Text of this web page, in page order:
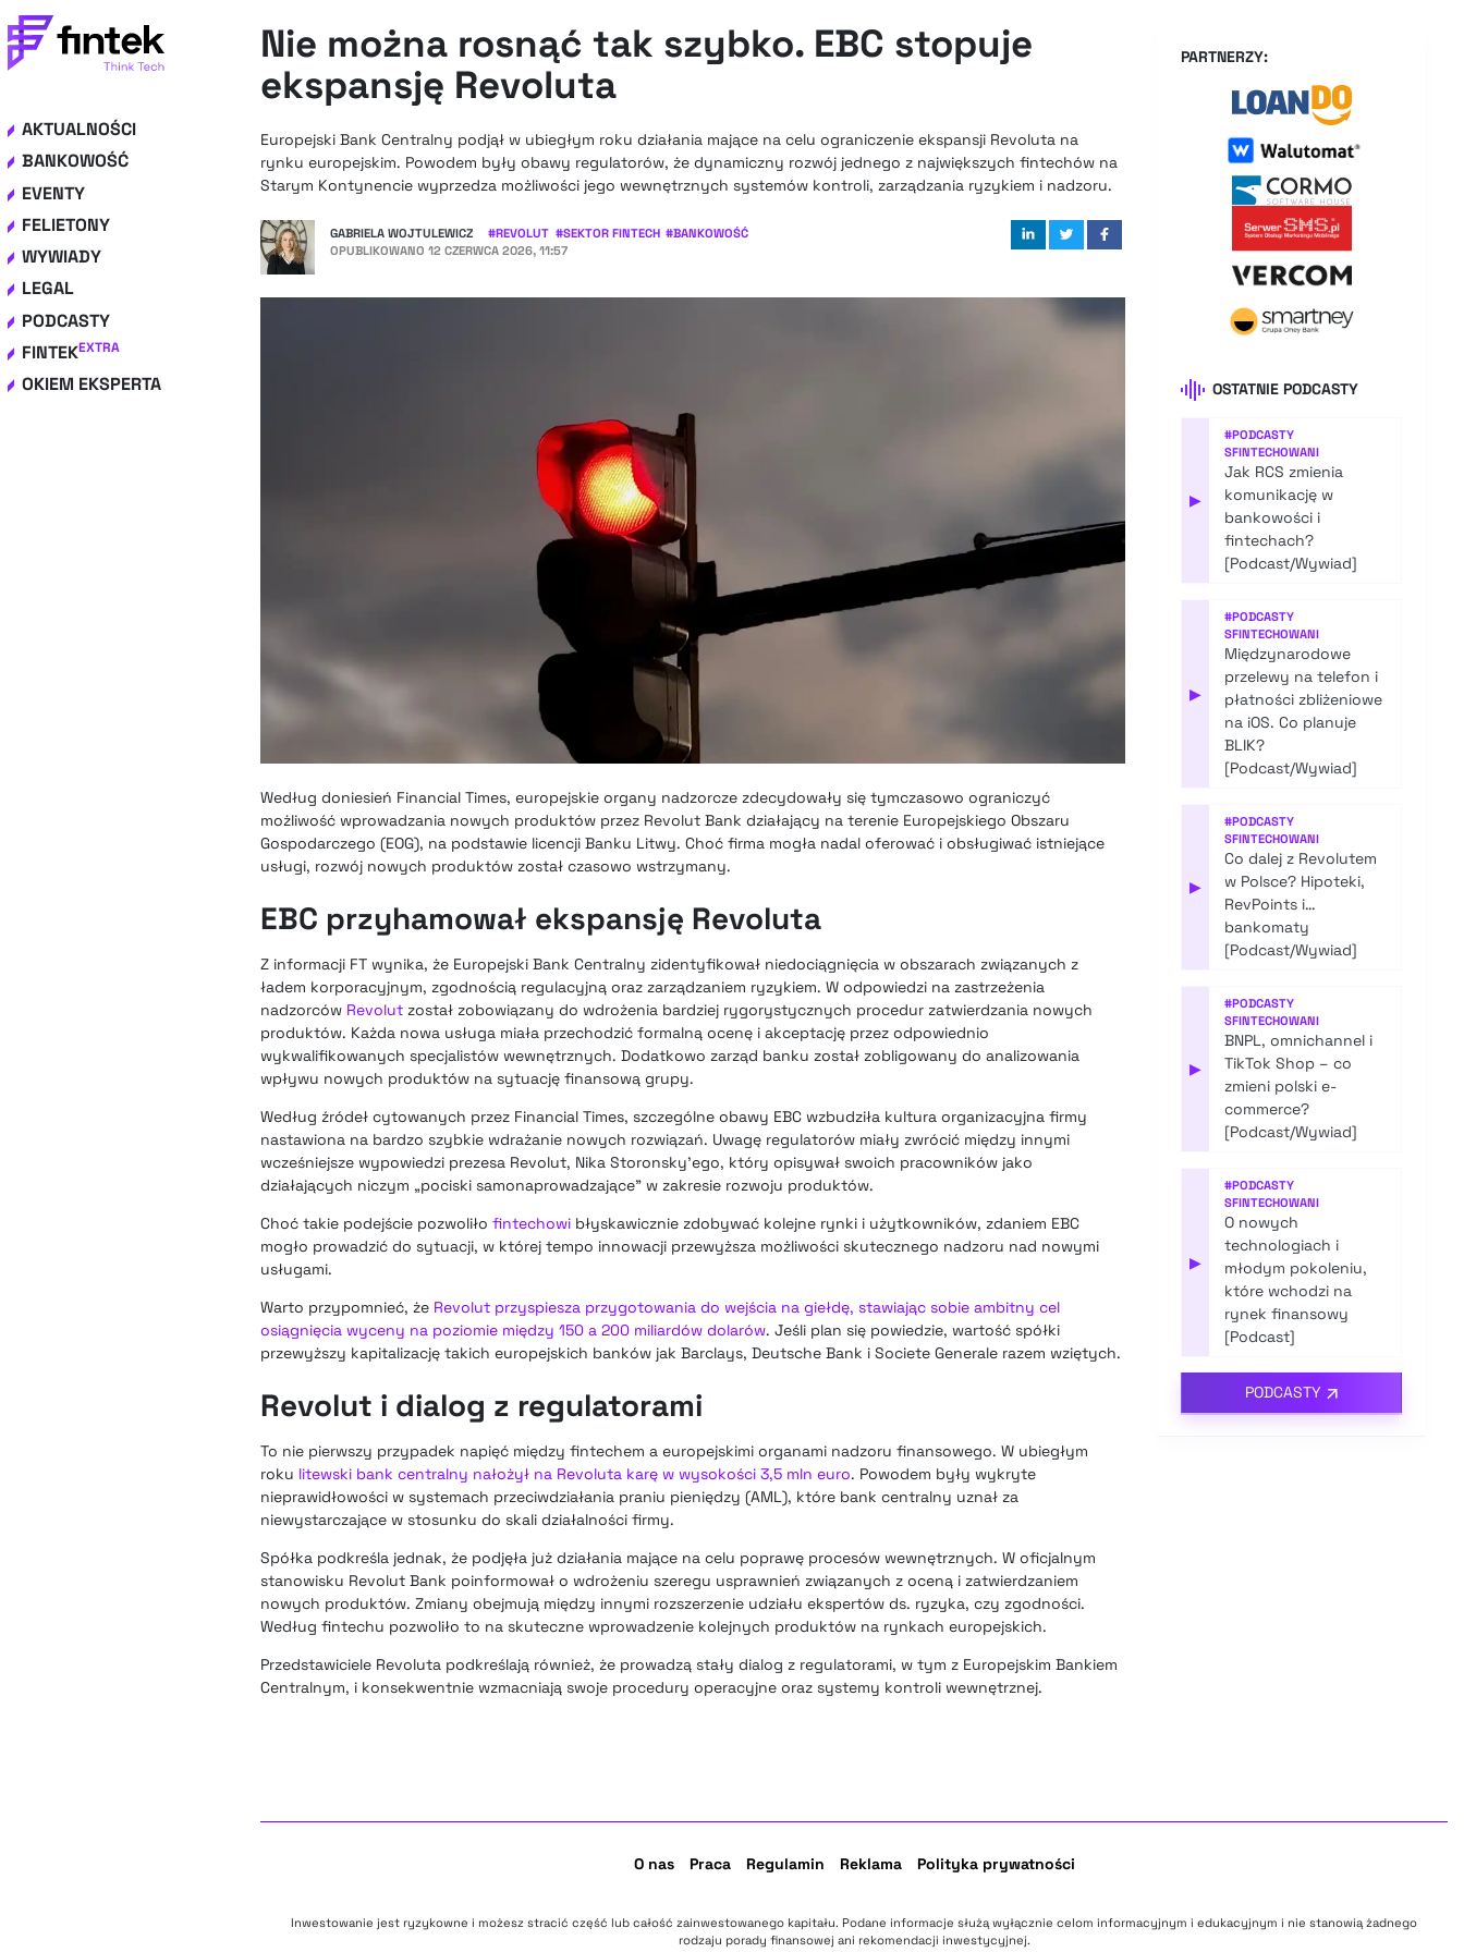
AKTUALNOŚCI
BANKOWOŚĆ
EVENTY
FELIETONY
WYWIADY
LEGAL
PODCASTY
FINTEKEXTRA
OKIEM EKSPERTA
Nie można rosnąć tak szybko. EBC stopuje
ekspansję Revoluta
Europejski Bank Centralny podjął w ubiegłym roku działania mające na celu ograniczenie ekspansji Revoluta na
rynku europejskim. Powodem były obawy regulatorów, że dynamiczny rozwój jednego z największych fintechów na
Starym Kontynencie wyprzedza możliwości jego wewnętrznych systemów kontroli, zarządzania ryzykiem i nadzoru.
GABRIELA WOJTULEWICZ #REVOLUT #SEKTOR FINTECH #BANKOWOŚĆ
OPUBLIKOWANO 12 CZERWCA 2026, 11:57
Według doniesień Financial Times, europejskie organy nadzorcze zdecydowały się tymczasowo ograniczyć
możliwość wprowadzania nowych produktów przez Revolut Bank działający na terenie Europejskiego Obszaru
Gospodarczego (EOG), na podstawie licencji Banku Litwy. Choć firma mogła nadal oferować i obsługiwać istniejące
usługi, rozwój nowych produktów został czasowo wstrzymany.
EBC przyhamował ekspansję Revoluta
Z informacji FT wynika, że Europejski Bank Centralny zidentyfikował niedociągnięcia w obszarach związanych z
ładem korporacyjnym, zgodnością regulacyjną oraz zarządzaniem ryzykiem. W odpowiedzi na zastrzeżenia
nadzorców Revolut został zobowiązany do wdrożenia bardziej rygorystycznych procedur zatwierdzania nowych
produktów. Każda nowa usługa miała przechodzić formalną ocenę i akceptację przez odpowiednio
wykwalifikowanych specjalistów wewnętrznych. Dodatkowo zarząd banku został zobligowany do analizowania
wpływu nowych produktów na sytuację finansową grupy.
Według źródeł cytowanych przez Financial Times, szczególne obawy EBC wzbudziła kultura organizacyjna firmy
nastawiona na bardzo szybkie wdrażanie nowych rozwiązań. Uwagę regulatorów miały zwrócić między innymi
wcześniejsze wypowiedzi prezesa Revolut, Nika Storonsky’ego, który opisywał swoich pracowników jako
działających niczym „pociski samonaprowadzające” w zakresie rozwoju produktów.
Choć takie podejście pozwoliło fintechowi błyskawicznie zdobywać kolejne rynki i użytkowników, zdaniem EBC
mogło prowadzić do sytuacji, w której tempo innowacji przewyższa możliwości skutecznego nadzoru nad nowymi
usługami.
Warto przypomnieć, że Revolut przyspiesza przygotowania do wejścia na giełdę, stawiając sobie ambitny cel
osiągnięcia wyceny na poziomie między 150 a 200 miliardów dolarów. Jeśli plan się powiedzie, wartość spółki
przewyższy kapitalizację takich europejskich banków jak Barclays, Deutsche Bank i Societe Generale razem wziętych.
Revolut i dialog z regulatorami
To nie pierwszy przypadek napięć między fintechem a europejskimi organami nadzoru finansowego. W ubiegłym
roku litewski bank centralny nałożył na Revoluta karę w wysokości 3,5 mln euro. Powodem były wykryte
nieprawidłowości w systemach przeciwdziałania praniu pieniędzy (AML), które bank centralny uznał za
niewystarczające w stosunku do skali działalności firmy.
Spółka podkreśla jednak, że podjęła już działania mające na celu poprawę procesów wewnętrznych. W oficjalnym
stanowisku Revolut Bank poinformował o wdrożeniu szeregu usprawnień związanych z oceną i zatwierdzaniem
nowych produktów. Zmiany obejmują między innymi rozszerzenie udziału ekspertów ds. ryzyka, czy zgodności.
Według fintechu pozwoliło to na skuteczne wprowadzenie kolejnych produktów na rynkach europejskich.
Przedstawiciele Revoluta podkreślają również, że prowadzą stały dialog z regulatorami, w tym z Europejskim Bankiem
Centralnym, i konsekwentnie wzmacniają swoje procedury operacyjne oraz systemy kontroli wewnętrznej.
PARTNERZY:
OSTATNIE PODCASTY
▶
#PODCASTY
SFINTECHOWANI
Jak RCS zmienia
komunikację w
bankowości i
fintechach?
[Podcast/Wywiad]
▶
#PODCASTY
SFINTECHOWANI
Międzynarodowe
przelewy na telefon i
płatności zbliżeniowe
na iOS. Co planuje
BLIK?
[Podcast/Wywiad]
▶
#PODCASTY
SFINTECHOWANI
Co dalej z Revolutem
w Polsce? Hipoteki,
RevPoints i…
bankomaty
[Podcast/Wywiad]
▶
#PODCASTY
SFINTECHOWANI
BNPL, omnichannel i
TikTok Shop – co
zmieni polski e-
commerce?
[Podcast/Wywiad]
▶
#PODCASTY
SFINTECHOWANI
O nowych
technologiach i
młodym pokoleniu,
które wchodzi na
rynek finansowy
[Podcast]
PODCASTY
O nas Praca Regulamin Reklama Polityka prywatności
Inwestowanie jest ryzykowne i możesz stracić część lub całość zainwestowanego kapitału. Podane informacje służą wyłącznie celom informacyjnym i edukacyjnym i nie stanowią żadnego
rodzaju porady finansowej ani rekomendacji inwestycyjnej.